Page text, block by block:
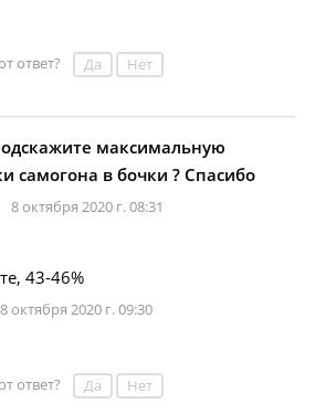
ответ? Да Нет
максимальную
самогона в бочки ? Спасибо
8 октября 2020 г. 08:31
43-46%
8 октября 2020 г. 09:30
ответ? Да Нет